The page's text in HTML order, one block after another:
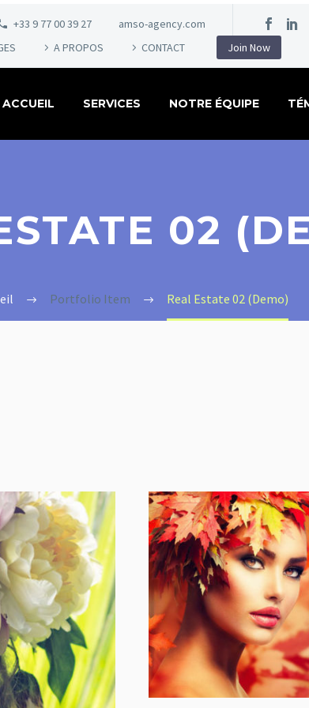
+33 9 77 00 39 27
amso-agency.com
A PROPOS CONTACT Join Now
ACCUEIL SERVICES NOTRE ÉQUIPE
02
Portfolio Item Real Estate 02 (Demo)